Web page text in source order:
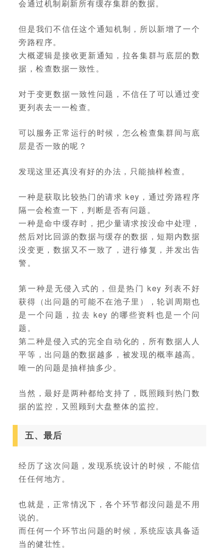
会通过机制刷新所有缓存集群的数据。
但是我们不信任这个通知机制，所以新增了一个
旁路程序。
大概逻辑是接收更新通知，拉各集群与底层的数
据，检查数据一致性。
对于变更数据一致性问题，不信任了可以通过变
更列表去一一检查。
可以服务正常运行的时候，怎么检查集群间与底
层是否一致的呢？
发现这里还真没有好的办法，只能抽样检查。
一种是获取比较热门的请求 key，通过旁路程序
隔一会检查一下，判断是否有问题。
一种是命中缓存时，把少量请求按没命中处理，
然后对比回源的数据与缓存的数据，短期内数据
没变更，数据又不一致了，进行修复，并发出告
警。
第一种是无侵入式的，但是热门 key 列表不好
获得（出问题的可能不在池子里），轮训周期也
是一个问题，拉去 key 的哪些资料也是一个问
题。
第二种是侵入式的完全自动化的，所有数据人人
平等，出问题的数据越多，被发现的概率越高。
唯一的问题是抽样抽多少。
当然，最好是两种都给支持了，既照顾到热门数
据的监控，又照顾到大盘整体的监控。
五、最后
经历了这次问题，发现系统设计的时候，不能信
任任何地方。
也就是，正常情况下，各个环节都没问题是不用
说的。
而任何一个环节出问题的时候，系统应该具备适
当的健壮性。